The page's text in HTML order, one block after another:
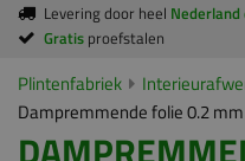
Levering door heel Nederland
Gratis proefstalen
Plintenfabriek
Dampremmende folie 0.2